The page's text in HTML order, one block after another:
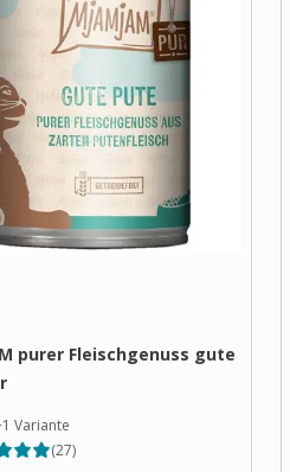
purer Fleischgenuss gute
1 Variante
(27)